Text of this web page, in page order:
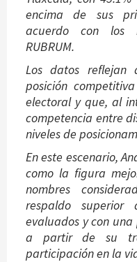
encima de sus
acuerdo con los
RUBRUM.
Los datos reflejan
posición
electoral y que, al
competencia entre
niveles de
En este escenario,
como la figura
nombres
respaldo
evaluados y con
a partir de su
participación en la